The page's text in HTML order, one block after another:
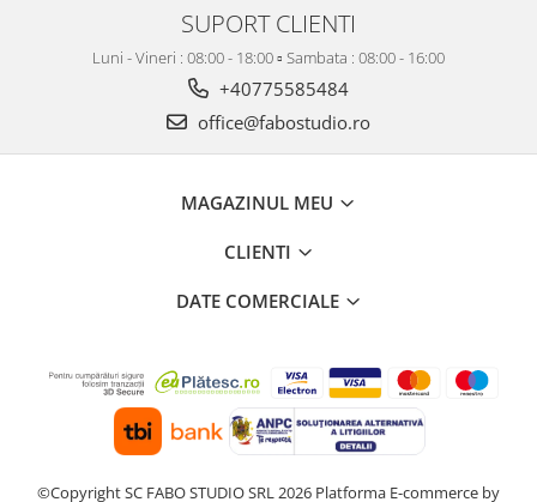
SUPORT CLIENTI
Luni - Vineri : 08:00 - 18:00 ▫️ Sambata : 08:00 - 16:00
+40775585484
office@fabostudio.ro
MAGAZINUL MEU
CLIENTI
DATE COMERCIALE
©Copyright SC FABO STUDIO SRL 2026 Platforma E-commerce by